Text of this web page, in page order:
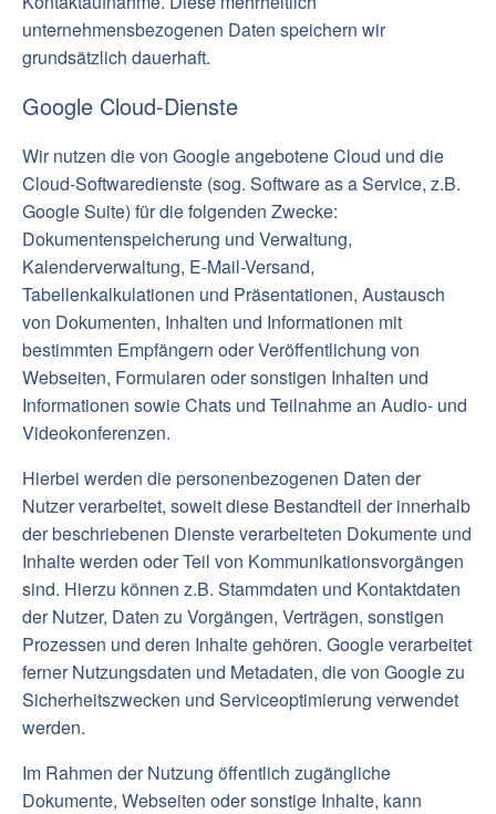
unternehmensbezogenen Daten speichern wir
grundsätzlich dauerhaft.
Google Cloud-Dienste
Wir nutzen die von Google angebotene Cloud und die
Cloud-Softwaredienste (sog. Software as a Service, z.B.
Google Suite) für die folgenden Zwecke:
Dokumentenspeicherung und Verwaltung,
Kalenderverwaltung, E-Mail-Versand,
Tabellenkalkulationen und Präsentationen, Austausch
von Dokumenten, Inhalten und Informationen mit
bestimmten Empfängern oder Veröffentlichung von
Webseiten, Formularen oder sonstigen Inhalten und
Informationen sowie Chats und Teilnahme an Audio- und
Videokonferenzen.
Hierbei werden die personenbezogenen Daten der
Nutzer verarbeitet, soweit diese Bestandteil der innerhalb
der beschriebenen Dienste verarbeiteten Dokumente und
Inhalte werden oder Teil von Kommunikationsvorgängen
sind. Hierzu können z.B. Stammdaten und Kontaktdaten
der Nutzer, Daten zu Vorgängen, Verträgen, sonstigen
Prozessen und deren Inhalte gehören. Google verarbeitet
ferner Nutzungsdaten und Metadaten, die von Google zu
Sicherheitszwecken und Serviceoptimierung verwendet
werden.
Im Rahmen der Nutzung öffentlich zugängliche
Dokumente, Webseiten oder sonstige Inhalte, kann